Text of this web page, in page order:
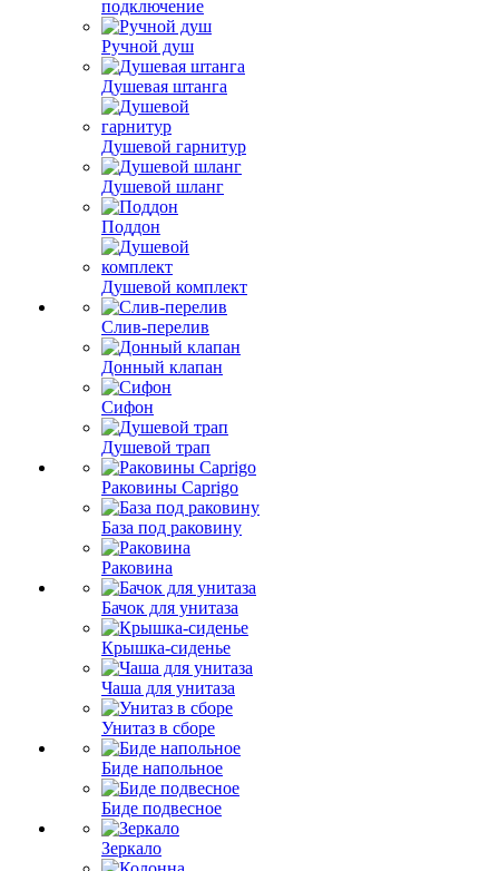
подключение
Ручной душ
Душевая штанга
Душевой гарнитур
Душевой шланг
Поддон
Душевой комплект
Слив-перелив
Донный клапан
Сифон
Душевой трап
Раковины Caprigo
База под раковину
Раковина
Бачок для унитаза
Крышка-сиденье
Чаша для унитаза
Унитаз в сборе
Биде напольное
Биде подвесное
Зеркало